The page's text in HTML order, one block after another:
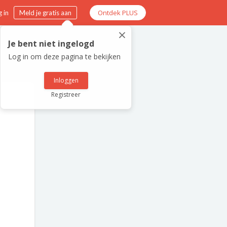
in Meld je gratis aan Ontdek PLUS
×
Je bent niet ingelogd
Log in om deze pagina te bekijken
Inloggen
Registreer